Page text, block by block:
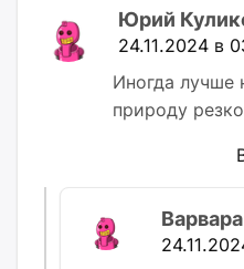
Юрий
24.11.2024 в
Иногда лучше
природу